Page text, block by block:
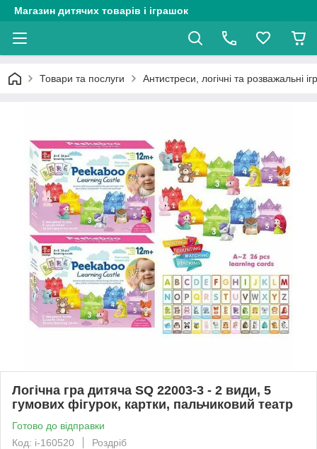
Магазин дитячих товарів і іграшок
Товари та послуги Антистреси, логічні та розважальні
Логічна гра дитяча SQ 22003-3 - 2 види, 5
гумових фігурок, картки, пальчиковий театр
Готово до відправки
Код: i-160520
Роздріб